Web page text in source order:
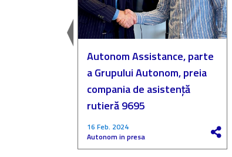
Autonom Assistance, parte
a Grupului Autonom, preia
compania de asistență
rutieră 9695
16 Feb. 2024
Autonom in presa